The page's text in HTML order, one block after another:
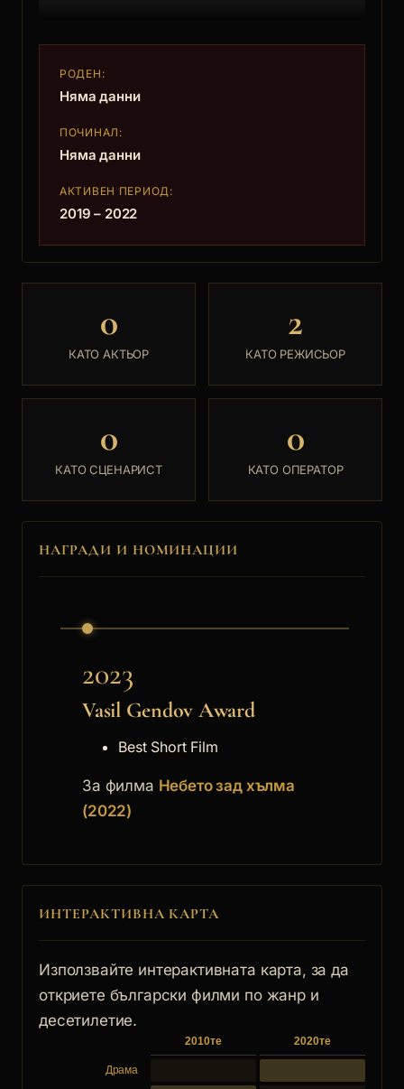
РОДЕН:
Няма данни
ПОЧИНАЛ:
Няма данни
АКТИВЕН ПЕРИОД:
2019 – 2022
0
КАТО АКТЬОР
2
КАТО РЕЖИСЬОР
0
КАТО СЦЕНАРИСТ
0
КАТО ОПЕРАТОР
НАГРАДИ И НОМИНАЦИИ
2023
Vasil Gendov Award
Best Short Film
За филма Небето зад хълма
(2022)
ИНТЕРАКТИВНА КАРТА
Използвайте интерактивната карта, за да
откриете български филми по жанр и
десетилетие.
2010те 2020те
Драма